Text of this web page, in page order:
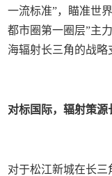
一流标准”，瞄准世
都市圈第一圈层”主
海辐射长三角的战略
对标国际，辐射策源
对于松江新城在长三